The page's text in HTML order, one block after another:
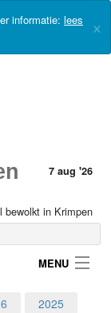
informatie: lees
×
7 aug '26
bewolkt in Krimpen
MENU
2025